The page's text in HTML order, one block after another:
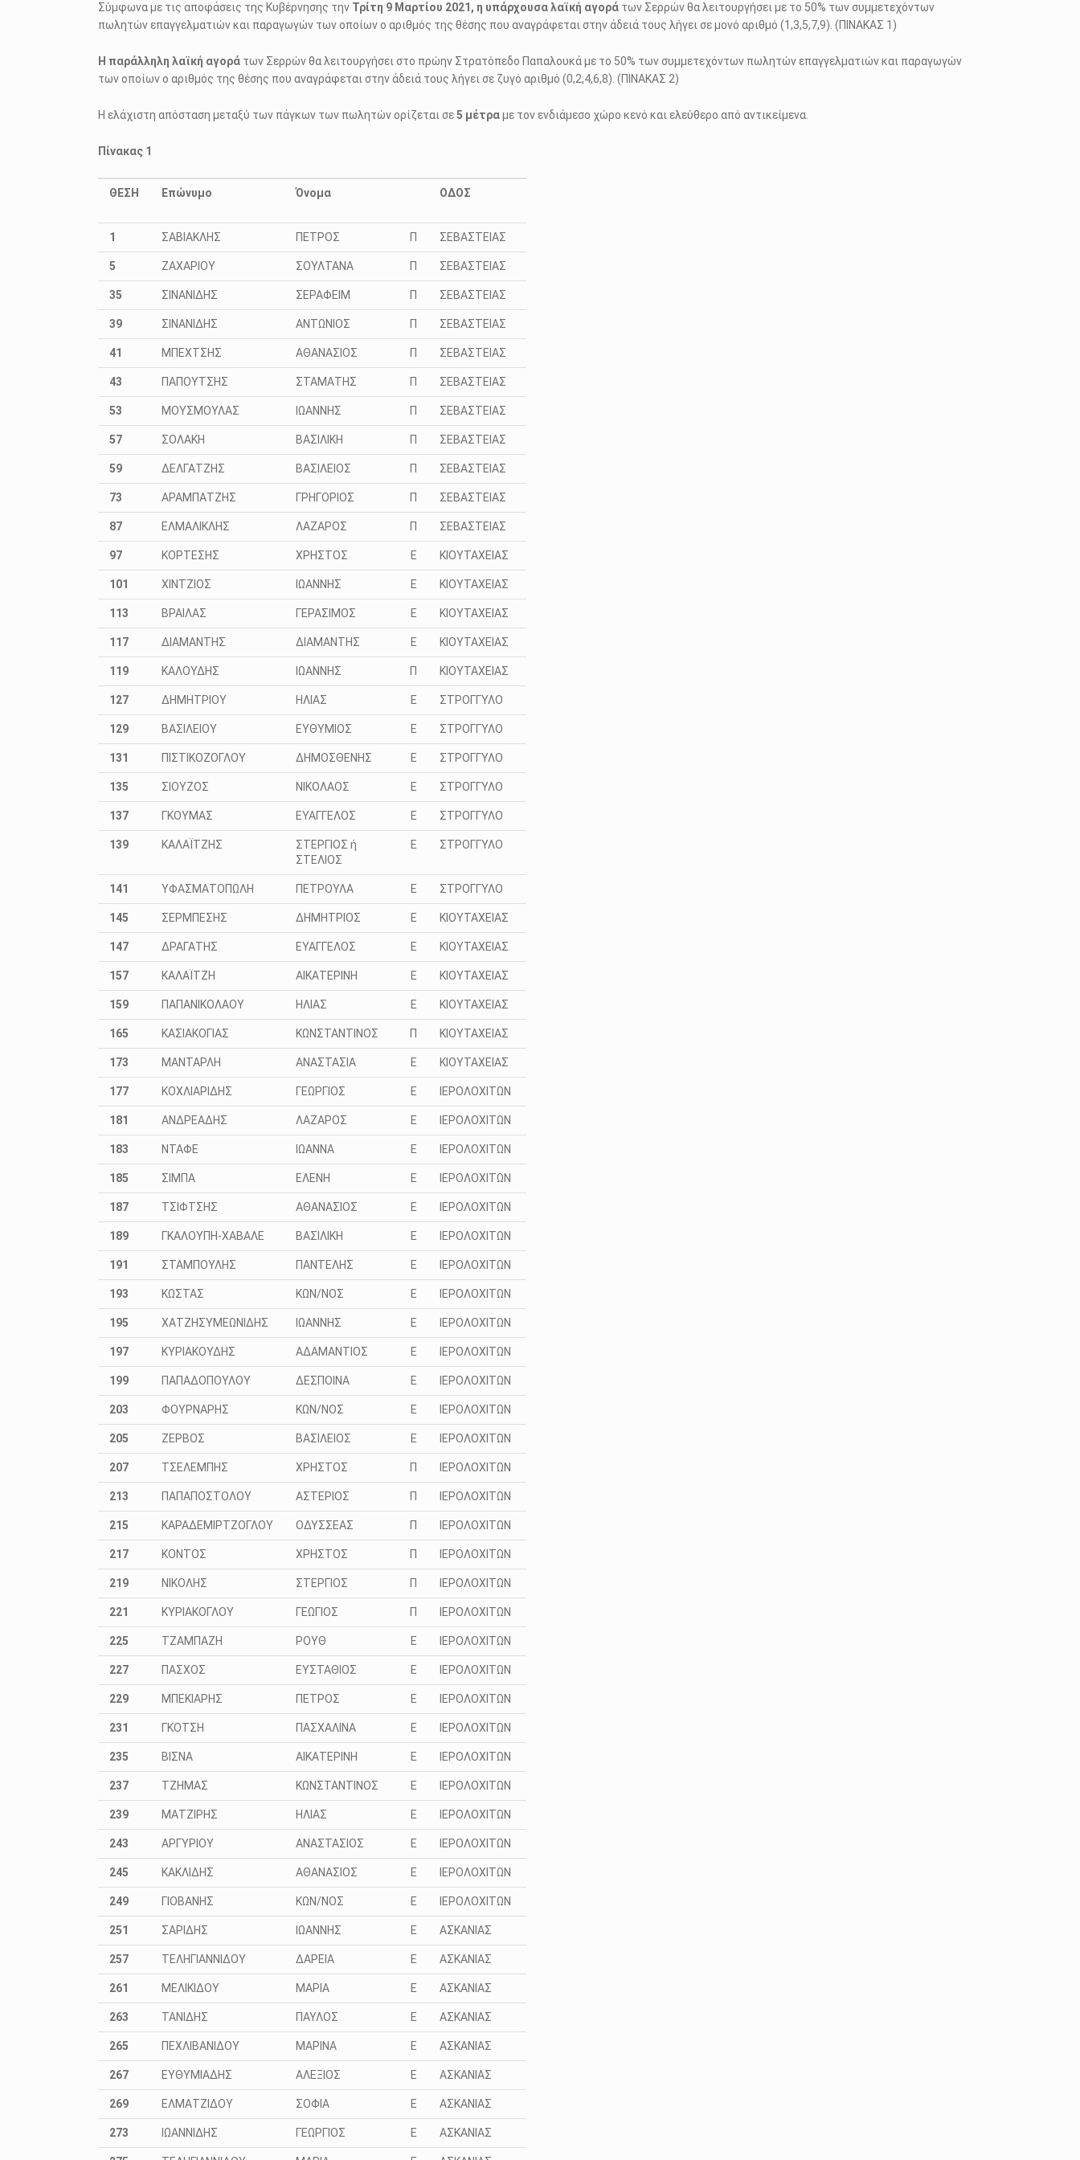
Σύμφωνα με τις αποφάσεις της Κυβέρνησης την Τρίτη 9 Μαρτίου 2021, η υπάρχουσα λαϊκή αγορά των Σερρών θα λειτουργήσει με το 50% των συμμετεχόντων
πωλητών επαγγελματιών και παραγωγών των οποίων ο αριθμός της θέσης που αναγράφεται στην άδειά τους λήγει σεμονό αριθμό (1,3,5,7,9). (ΠΙΝΑΚΑΣ 1)
Η παράλληλη λαϊκή αγορά των Σερρών θα λειτουργήσει στο πρώην Στρατόπεδο Παπαλουκά με το 50% των συμμετεχόντων πωλητών επαγγελματιών και παραγωγών
των οποίων ο αριθμός της θέσης που αναγράφεται στην άδειά τους λήγει σε ζυγό αριθμό (0,2,4,6,8). (ΠΙΝΑΚΑΣ 2)
Η ελάχιστη απόσταση μεταξύ των πάγκων των πωλητών ορίζεται σε5 μέτραμε τον ενδιάμεσο χώρο κενό και ελεύθερο από αντικείμενα.
Πίνακας 1
ΘΕΣΗ Επώνυμο Όνομα ΟΔΟΣ
1 ΣΑΒΙΑΚΛΗΣ ΠΕΤΡΟΣ Π ΣΕΒΑΣΤΕΙΑΣ
5 ΖΑΧΑΡΙΟΥ ΣΟΥΛΤΑΝΑ Π ΣΕΒΑΣΤΕΙΑΣ
35 ΣΙΝΑΝΙΔΗΣ ΣΕΡΑΦΕΙΜ Π ΣΕΒΑΣΤΕΙΑΣ
39 ΣΙΝΑΝΙΔΗΣ ΑΝΤΩΝΙΟΣ Π ΣΕΒΑΣΤΕΙΑΣ
41 ΜΠΕΧΤΣΗΣ ΑΘΑΝΑΣΙΟΣ Π ΣΕΒΑΣΤΕΙΑΣ
43 ΠΑΠΟΥΤΣΗΣ ΣΤΑΜΑΤΗΣ Π ΣΕΒΑΣΤΕΙΑΣ
53 ΜΟΥΣΜΟΥΛΑΣ ΙΩΑΝΝΗΣ Π ΣΕΒΑΣΤΕΙΑΣ
57 ΣΟΛΑΚΗ ΒΑΣΙΛΙΚΗ Π ΣΕΒΑΣΤΕΙΑΣ
59 ΔΕΛΓΑΤΖΗΣ ΒΑΣΙΛΕΙΟΣ Π ΣΕΒΑΣΤΕΙΑΣ
73 ΑΡΑΜΠΑΤΖΗΣ ΓΡΗΓΟΡΙΟΣ Π ΣΕΒΑΣΤΕΙΑΣ
87 ΕΛΜΑΛΙΚΛΗΣ ΛΑΖΑΡΟΣ Π ΣΕΒΑΣΤΕΙΑΣ
97 ΚΟΡΤΕΣΗΣ ΧΡΗΣΤΟΣ Ε ΚΙΟΥΤΑΧΕΙΑΣ
101 ΧΙΝΤΖΙΟΣ ΙΩΑΝΝΗΣ Ε ΚΙΟΥΤΑΧΕΙΑΣ
113 ΒΡΑΙΛΑΣ ΓΕΡΑΣΙΜΟΣ Ε ΚΙΟΥΤΑΧΕΙΑΣ
117 ΔΙΑΜΑΝΤΗΣ ΔΙΑΜΑΝΤΗΣ Ε ΚΙΟΥΤΑΧΕΙΑΣ
119 ΚΑΛΟΥΔΗΣ ΙΩΑΝΝΗΣ Π ΚΙΟΥΤΑΧΕΙΑΣ
127 ΔΗΜΗΤΡΙΟΥ ΗΛΙΑΣ Ε ΣΤΡΟΓΓΥΛΟ
129 ΒΑΣΙΛΕΙΟΥ ΕΥΘΥΜΙΟΣ Ε ΣΤΡΟΓΓΥΛΟ
131 ΠΙΣΤΙΚΟΖΟΓΛΟΥ ΔΗΜΟΣΘΕΝΗΣ Ε ΣΤΡΟΓΓΥΛΟ
135 ΣΙΟΥΖΟΣ ΝΙΚΟΛΑΟΣ Ε ΣΤΡΟΓΓΥΛΟ
137 ΓΚΟΥΜΑΣ ΕΥΑΓΓΕΛΟΣ Ε ΣΤΡΟΓΓΥΛΟ
139 ΚΑΛΑΪΤΖΗΣ
ΣΤΕΡΓΙΟΣ ή
ΣΤΕΛΙΟΣ
Ε ΣΤΡΟΓΓΥΛΟ
141 ΥΦΑΣΜΑΤΟΠΩΛΗ ΠΕΤΡΟΥΛΑ Ε ΣΤΡΟΓΓΥΛΟ
145 ΣΕΡΜΠΕΣΗΣ ΔΗΜΗΤΡΙΟΣ Ε ΚΙΟΥΤΑΧΕΙΑΣ
147 ΔΡΑΓΑΤΗΣ ΕΥΑΓΓΕΛΟΣ Ε ΚΙΟΥΤΑΧΕΙΑΣ
157 ΚΑΛΑΪΤΖΗ ΑΙΚΑΤΕΡΙΝΗ Ε ΚΙΟΥΤΑΧΕΙΑΣ
159 ΠΑΠΑΝΙΚΟΛΑΟΥ ΗΛΙΑΣ Ε ΚΙΟΥΤΑΧΕΙΑΣ
165 ΚΑΣΙΑΚΟΓΙΑΣ ΚΩΝΣΤΑΝΤΙΝΟΣ Π ΚΙΟΥΤΑΧΕΙΑΣ
173 ΜΑΝΤΑΡΛΗ ΑΝΑΣΤΑΣΙΑ Ε ΚΙΟΥΤΑΧΕΙΑΣ
177 ΚΟΧΛΙΑΡΙΔΗΣ ΓΕΩΡΓΙΟΣ Ε ΙΕΡΟΛΟΧΙΤΩΝ
181 ΑΝΔΡΕΑΔΗΣ ΛΑΖΑΡΟΣ Ε ΙΕΡΟΛΟΧΙΤΩΝ
183 ΝΤΑΦΕ ΙΩΑΝΝΑ Ε ΙΕΡΟΛΟΧΙΤΩΝ
185 ΣΙΜΠΑ ΕΛΕΝΗ Ε ΙΕΡΟΛΟΧΙΤΩΝ
187 ΤΣΙΦΤΣΗΣ ΑΘΑΝΑΣΙΟΣ Ε ΙΕΡΟΛΟΧΙΤΩΝ
189 ΓΚΑΛΟΥΠΗ-ΧΑΒΑΛΕ ΒΑΣΙΛΙΚΗ Ε ΙΕΡΟΛΟΧΙΤΩΝ
191 ΣΤΑΜΠΟΥΛΗΣ ΠΑΝΤΕΛΗΣ Ε ΙΕΡΟΛΟΧΙΤΩΝ
193 ΚΩΣΤΑΣ ΚΩΝ/ΝΟΣ Ε ΙΕΡΟΛΟΧΙΤΩΝ
195 ΧΑΤΖΗΣΥΜΕΩΝΙΔΗΣ ΙΩΑΝΝΗΣ Ε ΙΕΡΟΛΟΧΙΤΩΝ
197 ΚΥΡΙΑΚΟΥΔΗΣ ΑΔΑΜΑΝΤΙΟΣ Ε ΙΕΡΟΛΟΧΙΤΩΝ
199 ΠΑΠΑΔΟΠΟΥΛΟΥ ΔΕΣΠΟΙΝΑ Ε ΙΕΡΟΛΟΧΙΤΩΝ
203 ΦΟΥΡΝΑΡΗΣ ΚΩΝ/ΝΟΣ Ε ΙΕΡΟΛΟΧΙΤΩΝ
205 ΖΕΡΒΟΣ ΒΑΣΙΛΕΙΟΣ Ε ΙΕΡΟΛΟΧΙΤΩΝ
207 ΤΣΕΛΕΜΠΗΣ ΧΡΗΣΤΟΣ Π ΙΕΡΟΛΟΧΙΤΩΝ
213 ΠΑΠΑΠΟΣΤΟΛΟΥ ΑΣΤΕΡΙΟΣ Π ΙΕΡΟΛΟΧΙΤΩΝ
215 ΚΑΡΑΔΕΜΙΡΤΖΟΓΛΟΥ ΟΔΥΣΣΕΑΣ Π ΙΕΡΟΛΟΧΙΤΩΝ
217 ΚΟΝΤΟΣ ΧΡΗΣΤΟΣ Π ΙΕΡΟΛΟΧΙΤΩΝ
219 ΝΙΚΟΛΗΣ ΣΤΕΡΓΙΟΣ Π ΙΕΡΟΛΟΧΙΤΩΝ
221 ΚΥΡΙΑΚΟΓΛΟΥ ΓΕΩΓΙΟΣ Π ΙΕΡΟΛΟΧΙΤΩΝ
225 ΤΖΑΜΠΑΖΗ ΡΟΥΘ Ε ΙΕΡΟΛΟΧΙΤΩΝ
227 ΠΑΣΧΟΣ ΕΥΣΤΑΘΙΟΣ Ε ΙΕΡΟΛΟΧΙΤΩΝ
229 ΜΠΕΚΙΑΡΗΣ ΠΕΤΡΟΣ Ε ΙΕΡΟΛΟΧΙΤΩΝ
231 ΓΚΟΤΣΗ ΠΑΣΧΑΛΙΝΑ Ε ΙΕΡΟΛΟΧΙΤΩΝ
235 ΒΙΣΝΑ ΑΙΚΑΤΕΡΙΝΗ Ε ΙΕΡΟΛΟΧΙΤΩΝ
237 ΤΖΗΜΑΣ ΚΩΝΣΤΑΝΤΙΝΟΣ Ε ΙΕΡΟΛΟΧΙΤΩΝ
239 ΜΑΤΖΙΡΗΣ ΗΛΙΑΣ Ε ΙΕΡΟΛΟΧΙΤΩΝ
243 ΑΡΓΥΡΙΟΥ ΑΝΑΣΤΑΣΙΟΣ Ε ΙΕΡΟΛΟΧΙΤΩΝ
245 ΚΑΚΛΙΔΗΣ ΑΘΑΝΑΣΙΟΣ Ε ΙΕΡΟΛΟΧΙΤΩΝ
249 ΓΙΟΒΑΝΗΣ ΚΩΝ/ΝΟΣ Ε ΙΕΡΟΛΟΧΙΤΩΝ
251 ΣΑΡΙΔΗΣ ΙΩΑΝΝΗΣ Ε ΑΣΚΑΝΙΑΣ
257 ΤΕΛΗΓΙΑΝΝΙΔΟΥ ΔΑΡΕΙΑ Ε ΑΣΚΑΝΙΑΣ
261 ΜΕΛΙΚΙΔΟΥ ΜΑΡΙΑ Ε ΑΣΚΑΝΙΑΣ
263 ΤΑΝΙΔΗΣ ΠΑΥΛΟΣ Ε ΑΣΚΑΝΙΑΣ
265 ΠΕΧΛΙΒΑΝΙΔΟΥ ΜΑΡΙΝΑ Ε ΑΣΚΑΝΙΑΣ
267 ΕΥΘΥΜΙΑΔΗΣ ΑΛΕΞΙΟΣ Ε ΑΣΚΑΝΙΑΣ
269 ΕΛΜΑΤΖΙΔΟΥ ΣΟΦΙΑ Ε ΑΣΚΑΝΙΑΣ
273 ΙΩΑΝΝΙΔΗΣ ΓΕΩΡΓΙΟΣ Ε ΑΣΚΑΝΙΑΣ